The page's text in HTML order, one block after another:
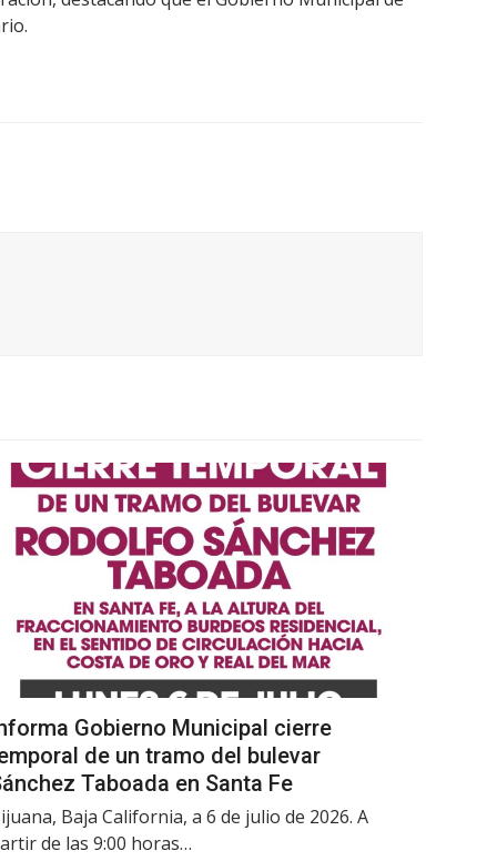
Gobierno Municipal cierre
de un tramo del bulevar
Taboada en Santa Fe
Baja California, a 6 de julio de 2026. A
de las 9:00 horas…